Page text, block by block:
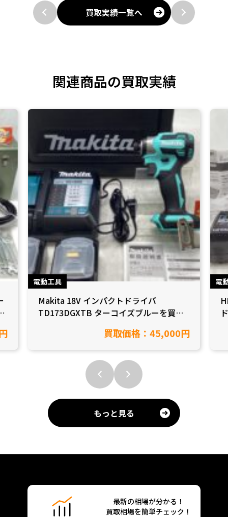
買取実績一覧へ
関連商品の買取実績
電動工具
Makita 18V インパクトドライバ
TD173DGXTB ターコイズブルーを買取
買取価格：45,000円
電
もっと見る
最新の相場が分かる！
買取相場を簡単チェック！